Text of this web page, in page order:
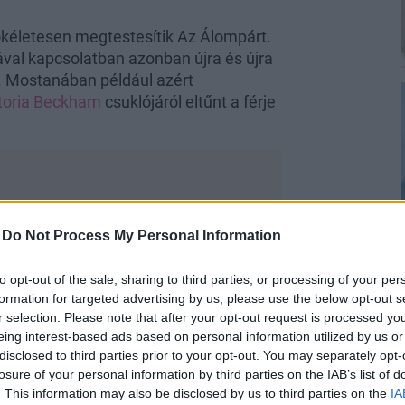
Do Not Process My Personal Information
opt-out of the sale, sharing to third parties, or processing of your
for targeted advertising by us, please use the below opt-out
selection. Please note that after your opt-out request is processed
interest-based ads based on personal information utilized by us
to third parties prior to your opt-out. You may separately
of your personal information by third parties on the IAB’s list of
This information may also be disclosed by us to third parties on the
megtestesítik Az Álompárt.
kapcsolatban azonban újra és újra
például azért
Beckham csuklójáról eltűnt a férje
vendégeskedett (via
kérdést, amire azt válaszolta,
egy sor másik, régi mintának
és már egyáltalán nem találta őket
De ennél többet nem jelent.”– majd
elkezdett találgatni, hogy vajon
voltam a tetoválástól. Ennyire